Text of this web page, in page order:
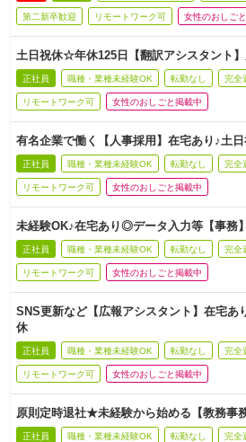
第二新卒歓迎 リモートワーク可 女性のおしご
土日祝休☆年休125日【翻訳アシスタント
正社員 職種・業種未経験OK 転勤なし 完全
リモートワーク可 女性のおしごと掲載中
有名企業で働く【人事採用】在宅あり♪土
正社員 職種・業種未経験OK 転勤なし 完全
リモートワーク可 女性のおしごと掲載中
未経験OK♪在宅あり◎データ入力等【事務
正社員 職種・業種未経験OK 転勤なし 完全
リモートワーク可 女性のおしごと掲載中
SNS更新など【広報アシスタント】在宅
休
正社員 職種・業種未経験OK 転勤なし 完全
リモートワーク可 女性のおしごと掲載中
原則定時退社★未経験から始める【教務事
正社員 職種・業種未経験OK 転勤なし 完全